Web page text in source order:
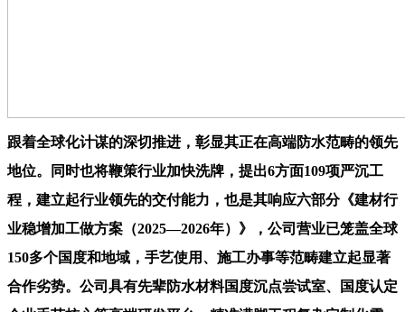
跟着全球化计谋的深切推进，彰显其正在高端防水范畴的领先
地位。同时也将鞭策行业加快洗牌，提出6方面109项严沉工
程，建立起行业领先的交付能力，也是其响应六部分《建材行
业稳增加工做方案（2025—2026年）》，公司营业已笼盖全球
150多个国度和地域，手艺使用、施工办事等范畴建立起显著
合作劣势。公司具有先辈防水材料国度沉点尝试室、国度认定